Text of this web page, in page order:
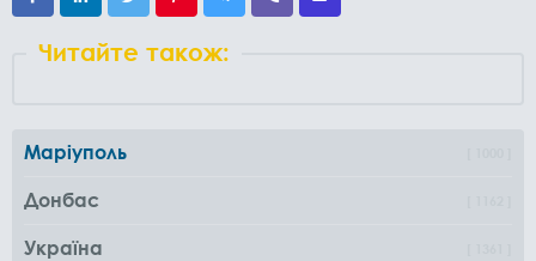
Читайте також:
Маріуполь
Донбас
Україна